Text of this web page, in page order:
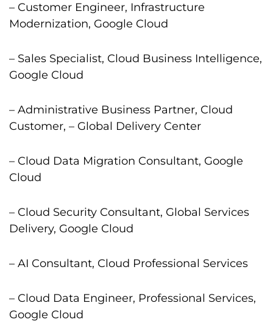
– Customer Engineer, Infrastructure
Modernization, Google Cloud
– Sales Specialist, Cloud Business Intelligence,
Google Cloud
– Administrative Business Partner, Cloud
Customer, – Global Delivery Center
– Cloud Data Migration Consultant, Google
Cloud
– Cloud Security Consultant, Global Services
Delivery, Google Cloud
– AI Consultant, Cloud Professional Services
– Cloud Data Engineer, Professional Services,
Google Cloud